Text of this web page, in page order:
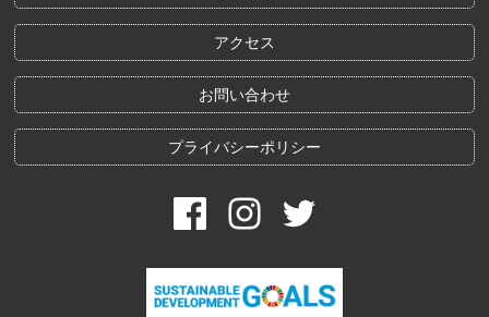
アクセス
お問い合わせ
プライバシーポリシー